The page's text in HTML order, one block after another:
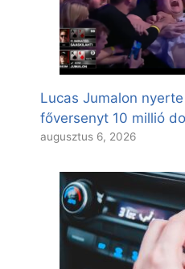
Lucas Jumalon
főversenyt 10 millió
augusztus 6, 2026